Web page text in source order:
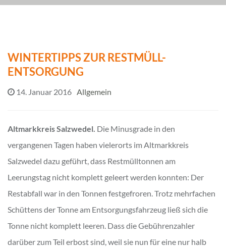
WINTERTIPPS ZUR RESTMÜLL-
ENTSORGUNG
14. Januar 2016 Allgemein
Altmarkkreis Salzwedel. Die Minusgrade in den
vergangenen Tagen haben vielerorts im Altmarkkreis
Salzwedel dazu geführt, dass Restmülltonnen am
Leerungstag nicht komplett geleert werden konnten: Der
Restabfall war in den Tonnen festgefroren. Trotz mehrfachen
Schüttens der Tonne am Entsorgungsfahrzeug ließ sich die
Tonne nicht komplett leeren. Dass die Gebührenzahler
darüber zum Teil erbost sind, weil sie nun für eine nur halb